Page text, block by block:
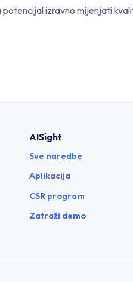
izravno mijenjati
AISight
Sve naredbe
Aplikacija
CSR program
Zatraži demo